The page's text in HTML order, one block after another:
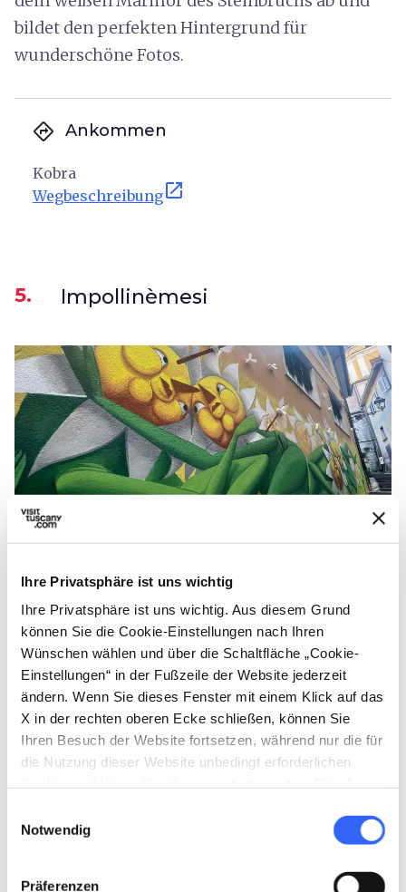
Ihre Privatsphäre ist uns wichtig
Ihre Privatsphäre ist uns wichtig. Aus diesem Grund
können Sie die Cookie-Einstellungen nach Ihren
Wünschen wählen und über die Schaltfläche „Cookie-
Einstellungen“ in der Fußzeile der Website jederzeit
ändern. Wenn Sie dieses Fenster mit einem Klick auf das
X in der rechten oberen Ecke schließen, können Sie
Ihren Besuch der Website fortsetzen, während nur die für
die Nutzung dieser Website unbedingt erforderlichen
Zustimmung.
Notwendig
Präferenzen
bildet den perfekten Hintergrund für
wunderschöne Fotos.
directions Ankommen
Kobra
Wegbeschreibungopen_in_new
5. Impollinèmesi
Impollinèmesi - Credit: Yourban2030
Apropos Wandmalerei: In unserer Fotogalerie
darf das neueste Werk nicht fehlen. In Carrara
entstand auf der Freitreppe von Monterosso
das erste multimediale Öko-Wandbild Italiens
mit dem Titel Impollinèmesi . Das Gemälde,
ein Werk des Straßenkünstlers Zed1, ist eine
Bewusstsein für die lebenswichtige Bedeutung
Ökosystem sensibilisieren. Begleitet wird es